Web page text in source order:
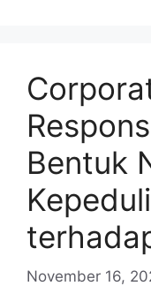
Bentuk
November 16,